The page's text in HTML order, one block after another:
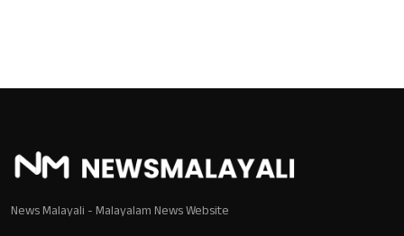
News Malayali - Malayalam News Website